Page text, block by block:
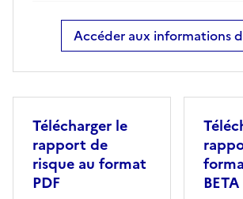
Accéder aux informations
Télécharger le
rapport de
risque au format
PDF
BETA